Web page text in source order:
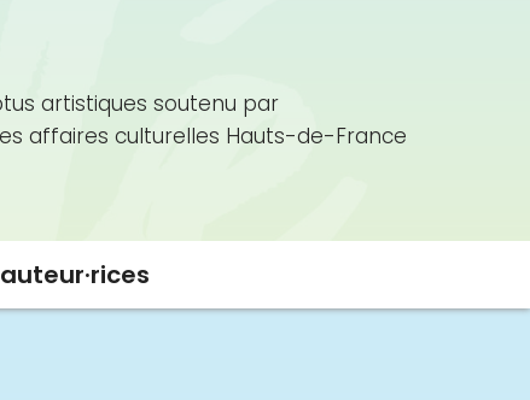
artistiques soutenu par
affaires culturelles Hauts-de-France